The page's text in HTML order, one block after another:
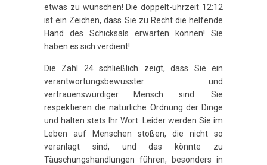
etwas zu wünschen! Die doppelt-uhrzeit 12:12
ist ein Zeichen, dass Sie zu Recht die helfende
Hand des Schicksals erwarten können! Sie
haben es sich verdient!
Die Zahl 24 schließlich zeigt, dass Sie ein
verantwortungsbewusster und
vertrauenswürdiger Mensch sind. Sie
respektieren die natürliche Ordnung der Dinge
und halten stets Ihr Wort. Leider werden Sie im
Leben auf Menschen stoßen, die nicht so
veranlagt sind, und das könnte zu
Täuschungshandlungen führen, besonders in